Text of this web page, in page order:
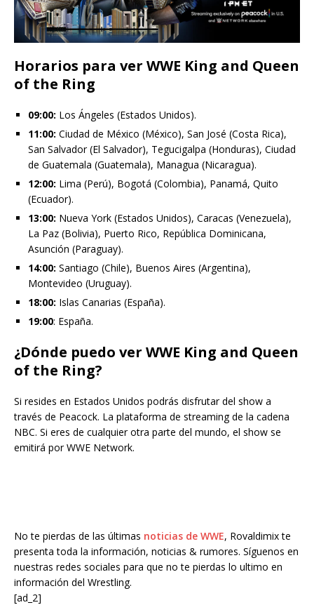
Horarios para ver WWE King and Queen
of the Ring
09:00: Los Ángeles (Estados Unidos).
11:00: Ciudad de México (México), San José (Costa Rica),
San Salvador (El Salvador), Tegucigalpa (Honduras), Ciudad
de Guatemala (Guatemala), Managua (Nicaragua).
12:00: Lima (Perú), Bogotá (Colombia), Panamá, Quito
(Ecuador).
13:00: Nueva York (Estados Unidos), Caracas (Venezuela),
La Paz (Bolivia), Puerto Rico, República Dominicana,
Asunción (Paraguay).
14:00: Santiago (Chile), Buenos Aires (Argentina),
Montevideo (Uruguay).
18:00: Islas Canarias (España).
19:00: España.
¿Dónde puedo ver WWE King and Queen
of the Ring?
Si resides en Estados Unidos podrás disfrutar del show a
través de Peacock. La plataforma de streaming de la cadena
NBC. Si eres de cualquier otra parte del mundo, el show se
emitirá por WWE Network.
No te pierdas de las últimas noticias de WWE, Rovaldimix te
presenta toda la información, noticias & rumores. Síguenos en
nuestras redes sociales para que no te pierdas lo ultimo en
información del Wrestling.
[ad_2]